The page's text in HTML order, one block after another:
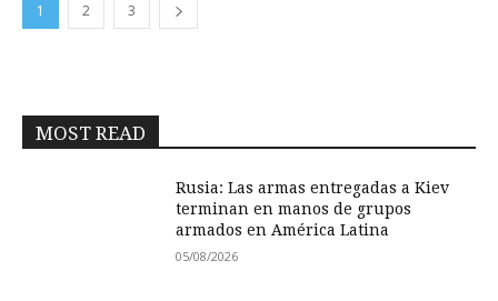
1 2 3
MOST READ
Rusia: Las armas entregadas a Kiev
terminan en manos de grupos
armados en América Latina
05/08/2026